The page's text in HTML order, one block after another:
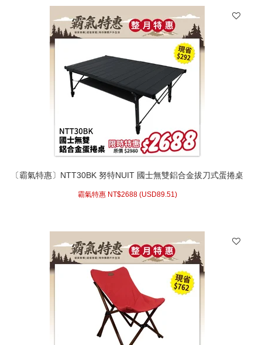
〔霸氣特惠〕NTT30BK 努特NUIT 國士無雙鋁合金拔刀式蛋捲桌
霸氣特惠 NT$2688 (USD89.51)